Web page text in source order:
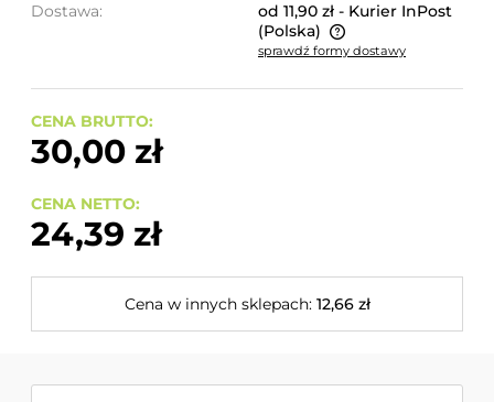
Dostawa:
od 11,90 zł - Kurier InPost
(Polska)
Cena nie zawiera ewentualnych kosztów płatności
sprawdź formy dostawy
CENA BRUTTO:
30,00 zł
CENA NETTO:
24,39 zł
Cena w innych sklepach: 12,66 zł